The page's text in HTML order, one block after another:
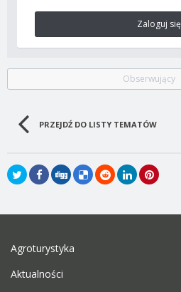
Zaloguj się
Obserwujący
PRZEJDŹ DO LISTY TEMATÓW
Agroturystyka
Aktualności